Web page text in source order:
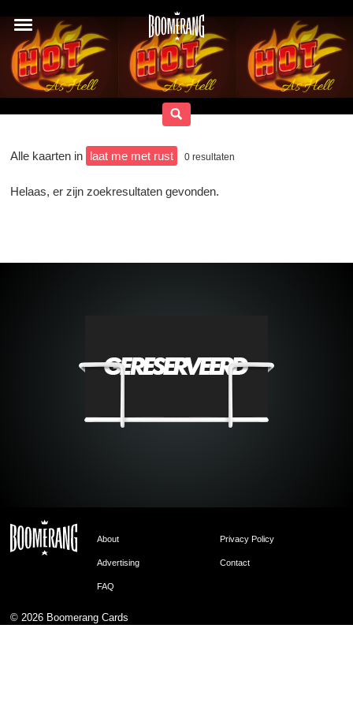
Alle kaarten in laat me met rust 0 resultaten
Helaas, er zijn zoekresultaten gevonden.
About Privacy Policy
Advertising Contact
FAQ
© 2026 Boomerang Cards